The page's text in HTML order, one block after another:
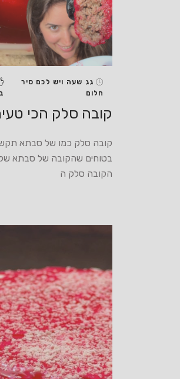
גג שעה ויש לכם סיר
חלום
קובה סלק הכי
קובה סלק כמו של סבתא
בטוחים שהקובה של סבתא
הקובה סלק ה